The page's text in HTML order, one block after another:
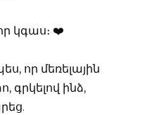
կգաս։ ❤️
որ մեռելային
գրկելով ինձ,